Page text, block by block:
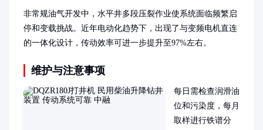
非常规油气开发中，水平井多段压裂作业使系统面临频繁启
停和变载挑战。近年电动化趋势下，出现了与变频电机直连
的一体化设计，传动效率可进一步提升至97%左右。
维护与注意事项
每日需检查润滑油
位和污染度，每月
取样进行铁谱分